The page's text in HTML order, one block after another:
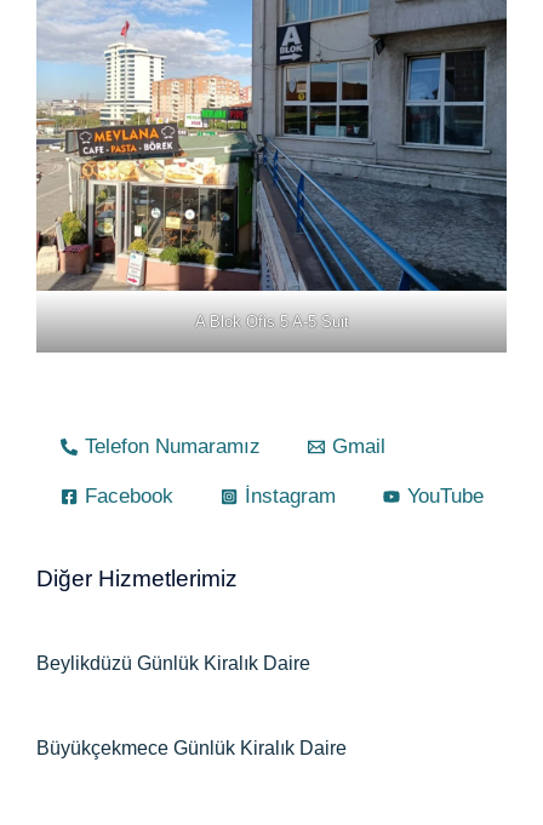
A Blok Ofis 5 A-5 Suit
Telefon Numaramız Gmail
Facebook İnstagram YouTube
Diğer Hizmetlerimiz
Beylikdüzü Günlük Kiralık Daire
Büyükçekmece Günlük Kiralık Daire